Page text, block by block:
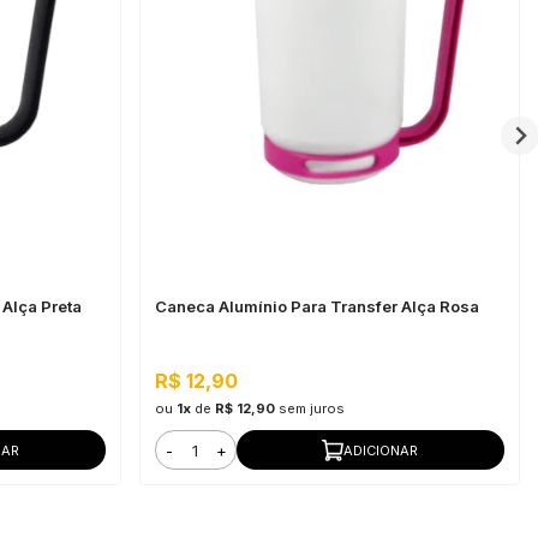
Preta Caneca Alumínio Para Transfer Alça Rosa
R$ 12,90
ou 1xde R$ 12,90 sem juros
- + ADICIONAR